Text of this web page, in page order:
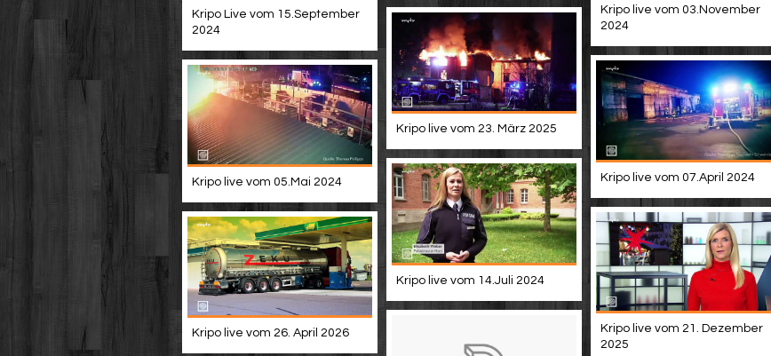
Kripo live vom 03.November
2024
Kripo Live vom 15.September
2024
Kripo live vom 23. März 2025
Kripo live vom 07.April 2024
Kripo live vom 05.Mai 2024
Kripo live vom 14.Juli 2024
Kripo live vom 21. Dezember
2025
Kripo live vom 26. April 2026